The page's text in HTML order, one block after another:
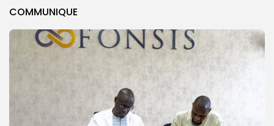
COMMUNIQUE